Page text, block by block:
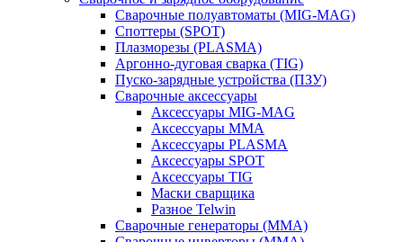
Сварочные полуавтоматы (MIG-MAG)
Споттеры (SPOT)
Плазморезы (PLASMA)
Аргонно-дуговая сварка (TIG)
Пуско-зарядные устройства (ПЗУ)
Сварочные аксессуары
Аксессуары MIG-MAG
Аксессуары MMA
Аксессуары PLASMA
Аксессуары SPOT
Аксессуары TIG
Маски сварщика
Разное Telwin
Сварочные генераторы (MMA)